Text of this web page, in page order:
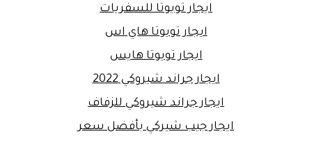
ايجار تويوتا للسفريات
ايجار تويوتا هاي اس
ايجار تويوتا هايس
ايجار جراند شيروكي 2022
ايجار جراند شيروكي للزفاف
ايجار جيب شيركي بأفضل سعر